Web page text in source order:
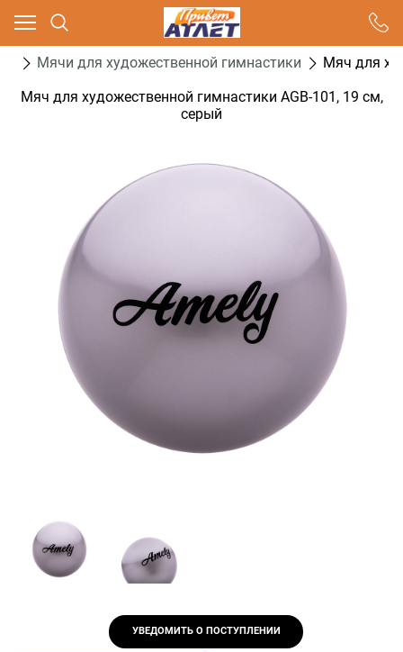
Мячи для художественной гимнастики
Мяч для
Мяч для художественной гимнастики AGB-101, 19 см,
серый
УВЕДОМИТЬ О ПОСТУПЛЕНИИ
Ваш город - Москва,
угадали?
ДА НЕТ